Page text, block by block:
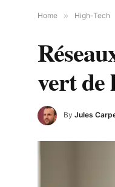
Home » High-Tech
vert de
By Jules